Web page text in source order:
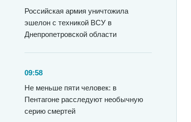
Российская армия уничтожила
эшелон с техникой ВСУ в
Днепропетровской области
09:58
Не меньше пяти человек: в
Пентагоне расследуют необычную
серию смертей